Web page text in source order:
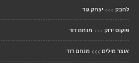
לחבק >>> יצחק גור
פוקוס ירוק >>> מנחם דוד
אוצר מילים >>> מנחם דוד